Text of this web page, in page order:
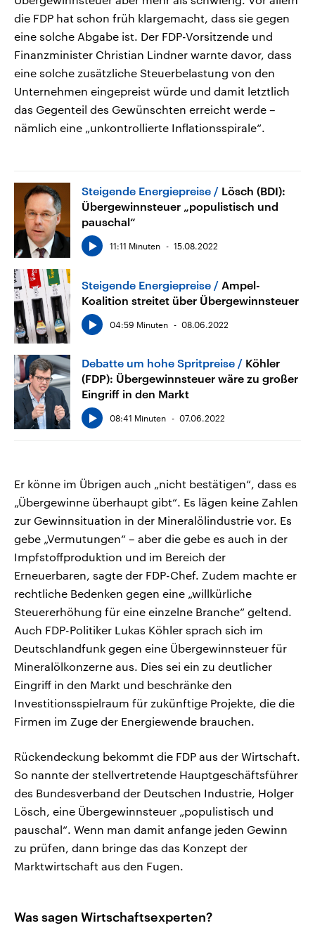
die FDP hat schon früh klargemacht, dass sie gegen
eine solche Abgabe ist. Der FDP-Vorsitzende und
Finanzminister Christian Lindner warnte davor, dass
eine solche zusätzliche Steuerbelastung von den
Unternehmen eingepreist würde und damit letztlich
das Gegenteil des Gewünschten erreicht werde –
nämlich eine „unkontrollierte Inflationsspirale“.
Steigende Energiepreise
Lösch (BDI):
Übergewinnsteuer „populistisch und
pauschal“
11:11 Minuten 15.08.2022
Steigende Energiepreise
Ampel-
Koalition streitet über Übergewinnsteuer
04:59 Minuten 08.06.2022
Debatte um hohe Spritpreise
Köhler
(FDP): Übergewinnsteuer wäre zu großer
Eingriff in den Markt
08:41 Minuten 07.06.2022
Er könne im Übrigen auch „nicht bestätigen“, dass es
„Übergewinne überhaupt gibt“. Es lägen keine Zahlen
zur Gewinnsituation in der Mineralölindustrie vor. Es
gebe „Vermutungen“ – aber die gebe es auch in der
Impfstoffproduktion und im Bereich der
Erneuerbaren, sagte der FDP-Chef. Zudem machte er
rechtliche Bedenken gegen eine „willkürliche
Steuererhöhung für eine einzelne Branche“ geltend.
Auch FDP-Politiker Lukas Köhler sprach sich im
Deutschlandfunk gegen eine Übergewinnsteuer für
Mineralölkonzerne aus. Dies sei ein zu deutlicher
Eingriff in den Markt und beschränke den
Investitionsspielraum für zukünftige Projekte, die die
Firmen im Zuge der Energiewende brauchen.
Rückendeckung bekommt die FDP aus der Wirtschaft.
So nannte der stellvertretende Hauptgeschäftsführer
des Bundesverband der Deutschen Industrie, Holger
Lösch, eine Übergewinnsteuer „populistisch und
pauschal“. Wenn man damit anfange jeden Gewinn
zu prüfen, dann bringe das das Konzept der
Marktwirtschaft aus den Fugen.
Was sagen Wirtschaftsexperten?